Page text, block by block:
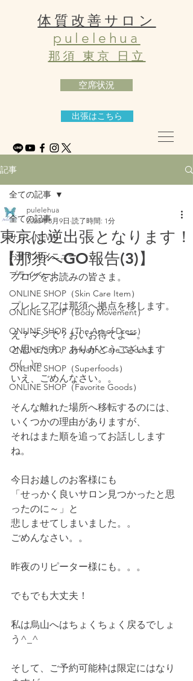
体質改善サロン
pulelehua
那須 東京 日立
空席状況
出張はこちら
記事
全ての記事
サロンNEWS
おすすめメニュー
プライベート
ONLINE SHOP（Skin Care Item）
ONLINE SHOP（Body Movement）
ONLINE SHOP（The Art of Dress）
ONLINE SHOP（Health Care Goods）
ONLINE SHOP（Superfoods）
ONLINE SHOP（Favorite Goods）
全ての記事
東京は逆出張となります！
【那須へGO報告(3)】
pulelehua
2023年8月9日 読了時間: 1分
ブログをお読みの皆さま。
プレレフアは那須へ拠点を移します。
え？マジで？おいお待てよー。
と思った方、ありがとうございます
m(._.)m
いえ、ごめんなさい。。
そんな離れた場所へ移転するのには、
いくつかの理由がありますが、
それはまた順を追ってお話しします
ね。
今日お越しのお客様にも
「せっかく良いサロン見つかったと思
ったのに～」と
悲しませてしまいました。。
ごめんなさい。。
昨夜のリピーター様にも。。。
でもでも大丈夫！
私は烏山へはちょくちょく戻るでしょ
う^_^
そして、ご予約可能枠は限定にはなり